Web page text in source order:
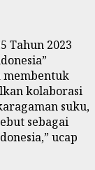
Tahun 2023
membentuk
kolaborasi
suku,
sebagai
,” ucap